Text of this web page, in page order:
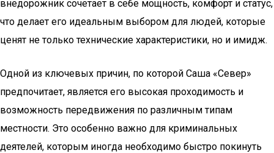
внедорожник сочетает в себе мощность, комфорт и статус,
что делает его идеальным выбором для людей, которые
ценят не только технические характеристики, но и имидж.
Одной из ключевых причин, по которой Саша «Север»
предпочитает, является его высокая проходимость и
возможность передвижения по различным типам
местности. Это особенно важно для криминальных
деятелей, которым иногда необходимо быстро покинуть